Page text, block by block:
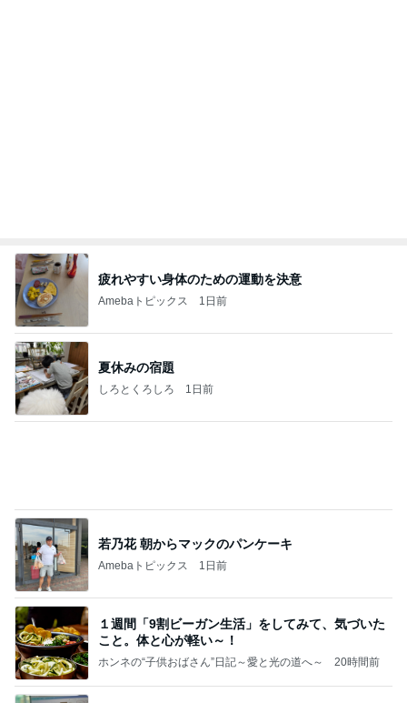
疲れやすい身体のための運動を決意
Amebaトピックス 1日前
夏休みの宿題
しろとくろしろ 1日前
若乃花 朝からマックのパンケーキ
Amebaトピックス 1日前
１週間「9割ビーガン生活」をしてみて、気づいた
こと。体と心が軽い～！
ホンネの“子供おばさん”日記～愛と光の道へ～ 20時間前